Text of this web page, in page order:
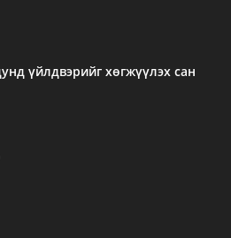
үйлдвэрийг хөгжүүлэх сан